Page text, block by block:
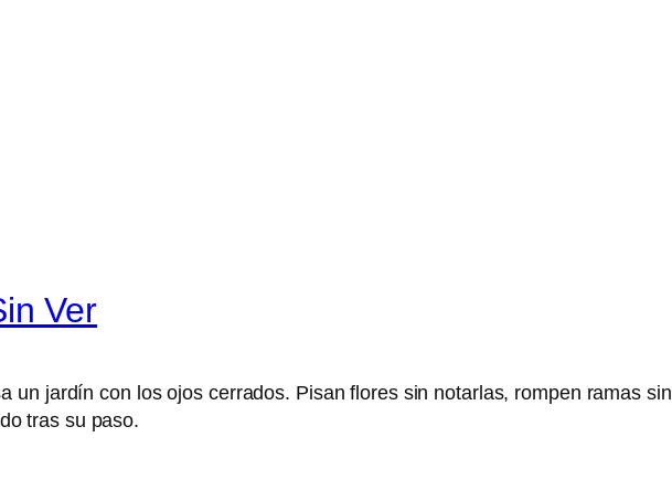
Ver
un jardín con los ojos cerrados. Pisan flores sin notarlas, rompen ramas
tras su paso.